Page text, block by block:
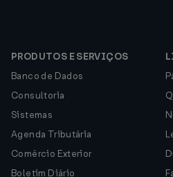
PRODUTOS E SERVIÇOS
Banco de Dados
Consultoria
Sistemas
Agenda Tributária
Comércio Exterior
Boletim Diário